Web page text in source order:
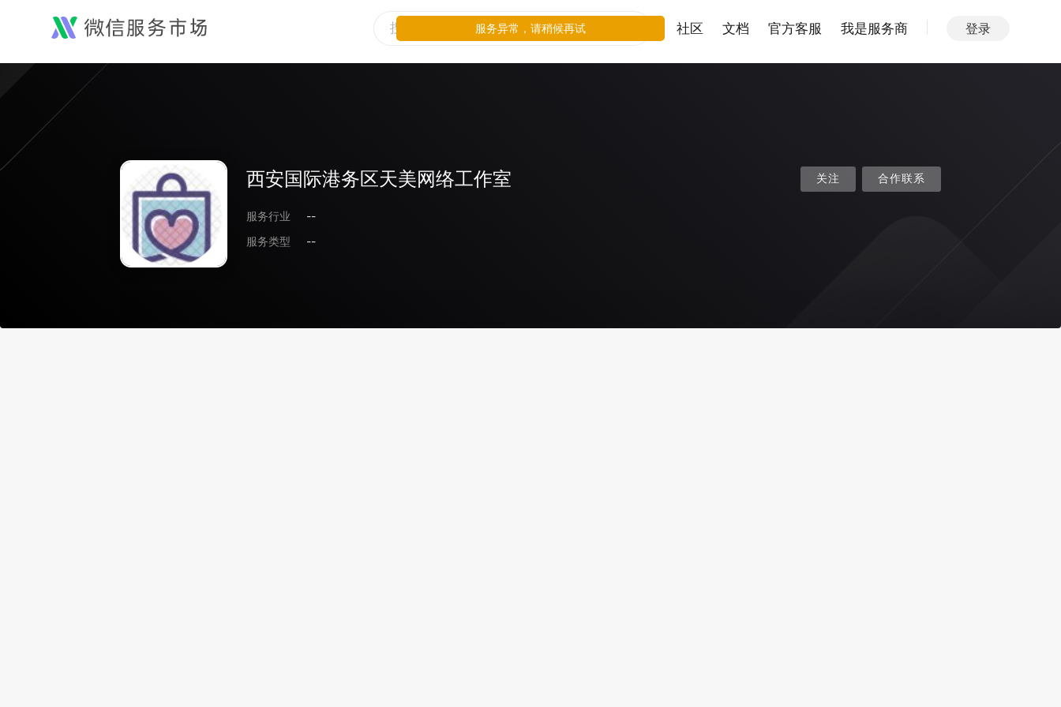
社区 文档 官方客服 我是服务商 登录
西安国际港务区天美网络工作室
服务行业
--
服务类型
--
关注 合作联系
服务异常，请稍候再试